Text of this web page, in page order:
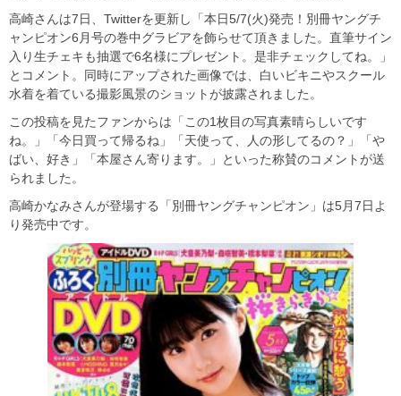
高崎さんは7日、Twitterを更新し「本日5/7(火)発売！別冊ヤングチ
ャンピオン6月号の巻中グラビアを飾らせて頂きました。直筆サイン
入り生チェキも抽選で6名様にプレゼント。是非チェックしてね。」
とコメント。同時にアップされた画像では、白いビキニやスクール
水着を着ている撮影風景のショットが披露されました。
この投稿を見たファンからは「この1枚目の写真素晴らしいです
ね。」「今日買って帰るね」「天使って、人の形してるの？」「や
ばい、好き」「本屋さん寄ります。」といった称賛のコメントが送
られました。
高崎かなみさんが登場する「別冊ヤングチャンピオン」は5月7日よ
り発売中です。